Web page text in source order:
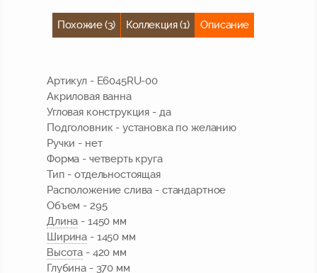
Похожие (3) Коллекция (1) Описание
Артикул - E6045RU-00
Акриловая ванна
Угловая конструкция - да
Подголовник - установка по желанию
Ручки - нет
Форма - четверть круга
Тип - отдельностоящая
Расположение слива - стандартное
Объем - 295
Длина - 1450 мм
Ширина - 1450 мм
Высота - 420 мм
Глубина- 370 мм